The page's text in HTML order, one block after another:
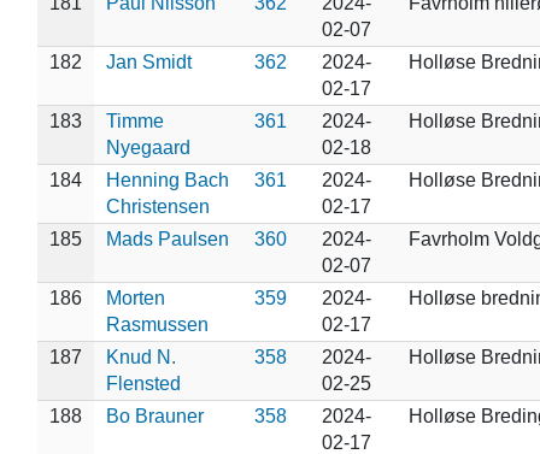
02-07
182 Jan Smidt 362
2024-
02-17
Holløse
183
Timme
Nyegaard
361
2024-
02-18
Holløse
184
Henning Bach
Christensen
361
2024-
02-17
Holløse
185 Mads Paulsen 360
2024-
02-07
Favrholm
186
Morten
Rasmussen
359
2024-
02-17
Holløse
187
Knud N.
Flensted
358
2024-
02-25
Holløse
188 Bo Brauner 358
2024-
02-17
Holløse